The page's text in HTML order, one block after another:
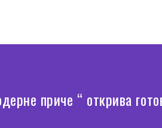
приче “ открива